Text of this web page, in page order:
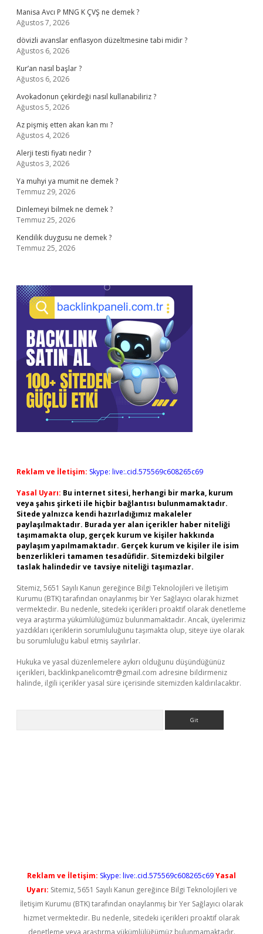
Manisa Avcı P MNG K ÇVŞ ne demek ?
Ağustos 7, 2026
dövizli avanslar enflasyon düzeltmesine tabi midir ?
Ağustos 6, 2026
Kur’an nasıl başlar ?
Ağustos 6, 2026
Avokadonun çekirdeği nasıl kullanabiliriz ?
Ağustos 5, 2026
Az pişmiş etten akan kan mı ?
Ağustos 4, 2026
Alerji testi fiyatı nedir ?
Ağustos 3, 2026
Ya muhyi ya mumit ne demek ?
Temmuz 29, 2026
Dinlemeyi bilmek ne demek ?
Temmuz 25, 2026
Kendilik duygusu ne demek ?
Temmuz 25, 2026
Reklam ve İletişim: Skype: live:.cid.575569c608265c69
Yasal Uyarı: Bu internet sitesi, herhangi bir marka, kurum
veya şahıs şirketi ile hiçbir bağlantısı bulunmamaktadır.
Sitede yalnızca kendi hazırladığımız makaleler
paylaşılmaktadır. Burada yer alan içerikler haber niteliği
taşımamakta olup, gerçek kurum ve kişiler hakkında
paylaşım yapılmamaktadır. Gerçek kurum ve kişiler ile isim
benzerlikleri tamamen tesadüfidir. Sitemizdeki bilgiler
taslak halindedir ve tavsiye niteliği taşımazlar.
Sitemiz, 5651 Sayılı Kanun gereğince Bilgi Teknolojileri ve İletişim
Kurumu (BTK) tarafından onaylanmış bir Yer Sağlayıcı olarak hizmet
vermektedir. Bu nedenle, sitedeki içerikleri proaktif olarak denetleme
veya araştırma yükümlülüğümüz bulunmamaktadır. Ancak, üyelerimiz
yazdıkları içeriklerin sorumluluğunu taşımakta olup, siteye üye olarak
bu sorumluluğu kabul etmiş sayılırlar.
Hukuka ve yasal düzenlemelere aykırı olduğunu düşündüğünüz
içerikleri, backlinkpanelicomtr@gmail.com adresine bildirmeniz
halinde, ilgili içerikler yasal süre içerisinde sitemizden kaldırılacaktır.
Reklam ve İletişim: Skype: live:.cid.575569c608265c69Yasal
Uyarı: Sitemiz, 5651 Sayılı Kanun gereğince Bilgi Teknolojileri ve
İletişim Kurumu (BTK) tarafından onaylanmış bir Yer Sağlayıcı olarak
hizmet vermektedir. Bu nedenle, sitedeki içerikleri proaktif olarak
denetleme veya araştırma yükümlülüğümüz bulunmamaktadır.